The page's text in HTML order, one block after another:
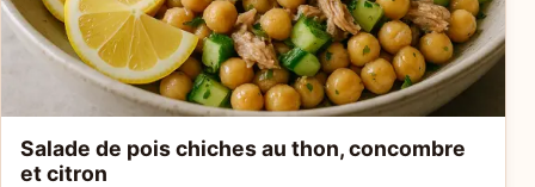
Salade de pois chiches au thon, concombre
et citron